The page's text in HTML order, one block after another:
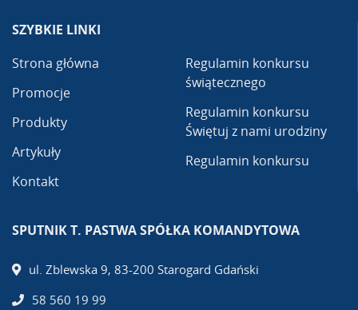
SZYBKIE LINKI
Strona główna
Promocje
Produkty
Artykuły
Kontakt
Regulamin konkursu
świątecznego
Regulamin konkursu
Świętuj z nami urodziny
Regulamin konkursu
SPUTNIK T. PASTWA SPÓŁKA KOMANDYTOWA
ul. Zblewska 9, 83-200 Starogard Gdański
58 560 19 99